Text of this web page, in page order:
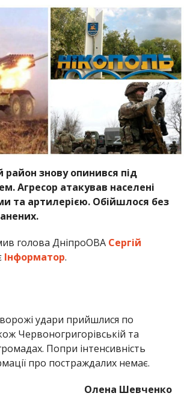
район знову опинився під
Агресор атакував населені
та артилерією. Обійшлося без
голова ДніпроОВА Сергій
Інформатор.
удари прийшлися по
Червоногригорівській та
Попри інтенсивність
про постраждалих немає.
Олена Шевченко